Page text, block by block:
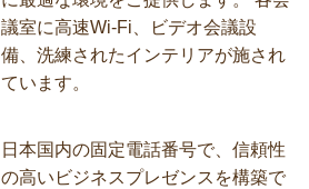
プレミアムな会議室は、打ち合わ
せ、クライアントへのプレゼンテー
ション、各種ビジネスミーティング
議室に高速Wi-Fi、ビデオ会議設
備、洗練されたインテリアが施され